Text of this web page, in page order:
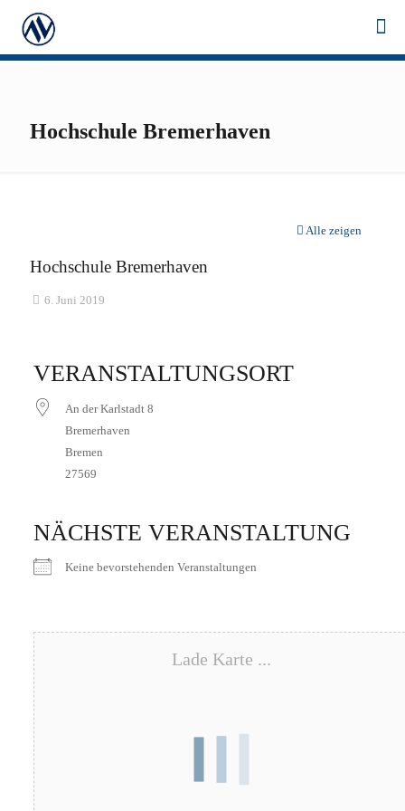
Hochschule Bremerhaven
Alle zeigen
Hochschule Bremerhaven
6. Juni 2019
VERANSTALTUNGSORT
An der Karlstadt 8
Bremerhaven
Bremen
27569
NÄCHSTE VERANSTALTUNG
Keine bevorstehenden Veranstaltungen
Lade Karte ...